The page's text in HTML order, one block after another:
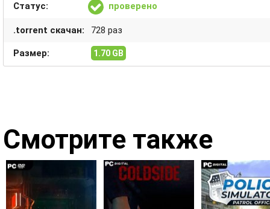
Статус: проверено
.torrent скачан: 728 раз
Размер: 1.70 GB
Смотрите также